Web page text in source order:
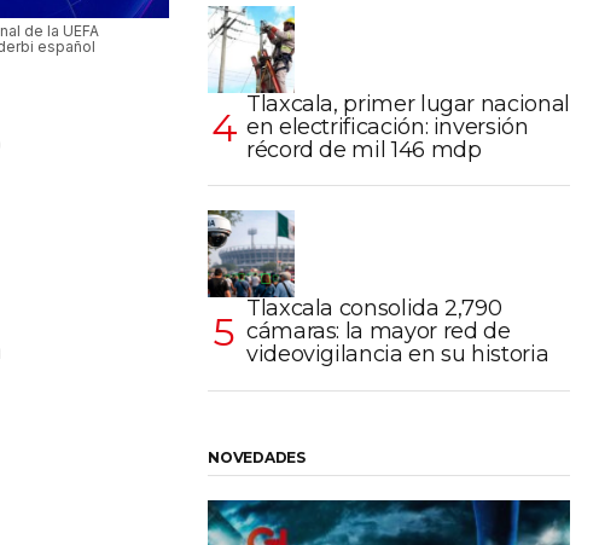
de la UEFA
español
Tlaxcala, primer lugar nacional
en electrificación: inversión
récord de mil 146 mdp
Tlaxcala consolida 2,790
cámaras: la mayor red de
videovigilancia en su historia
NOVEDADES